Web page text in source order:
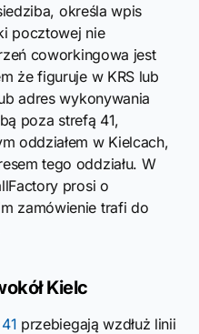
określa wpis
pocztowej nie
coworkingowa jest
że figuruje w KRS lub
adres wykonywania
poza strefą 41,
oddziałem w Kielcach,
tego oddziału. W
prosi o
zamówienie trafi do
Kielc
przebiegają wzdłuż linii